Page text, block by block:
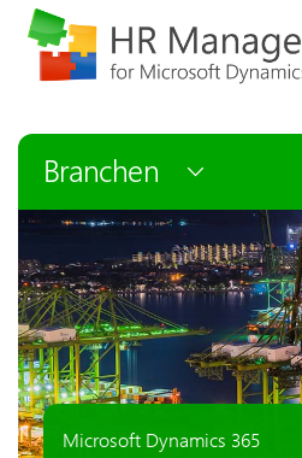
Branchen
Microsoft Dynamics 365